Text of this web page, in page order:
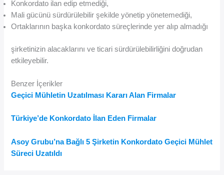
Konkordato ilan edip etmediği,
Mali gücünü sürdürülebilir şekilde yönetip yönetemediği,
Ortaklarının başka konkordato süreçlerinde yer alıp almadığı
şirketinizin alacaklarını ve ticari sürdürülebilirliğini doğrudan
etkileyebilir.
Benzer İçerikler
Geçici Mühletin Uzatılması Kararı Alan Firmalar
Türkiye’de Konkordato İlan Eden Firmalar
Asoy Grubu’na Bağlı 5 Şirketin Konkordato Geçici Mühlet
Süreci Uzatıldı